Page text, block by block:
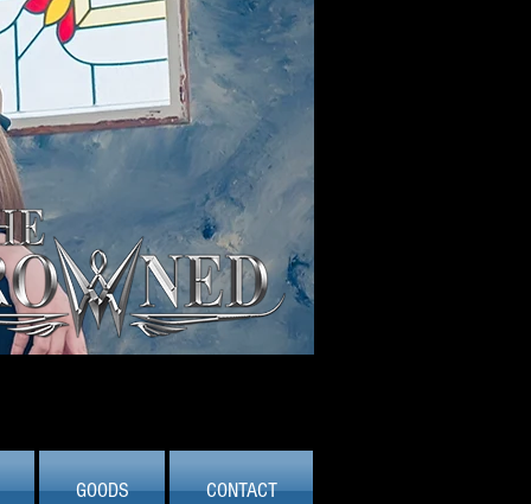
GOODS CONTACT